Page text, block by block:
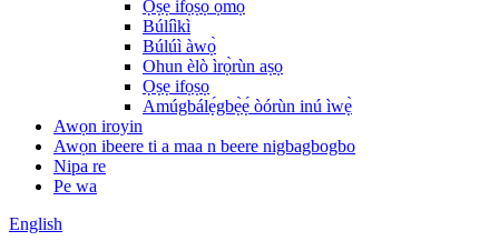
Ọṣẹ ifọṣọ ọmọ
Búlíìkì
Búlúì àwọ̀
Ohun èlò ìrọ̀rùn aṣọ
Ọṣẹ ifọṣọ
Amúgbálẹ́gbẹ̀ẹ́ òórùn inú ìwẹ̀
Awọn iroyin
Awọn ibeere ti a maa n beere nigbagbogbo
Nipa re
Pe wa
English